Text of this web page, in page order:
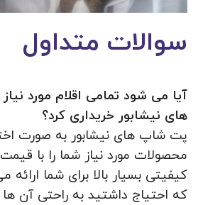
سوالات متداول
آیا می شود تمامی اقلام مورد
های نیشابور خریداری کرد؟
پت شاپ های نیشابور به صورت
محصولات مورد نیاز شما را با
کیفیتی بسیار بالا برای شما ارائه
که احتیاج داشتید به راحتی آن